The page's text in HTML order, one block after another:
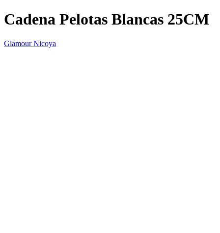
Cadena Pelotas Blancas 25CM
Glamour Nicoya